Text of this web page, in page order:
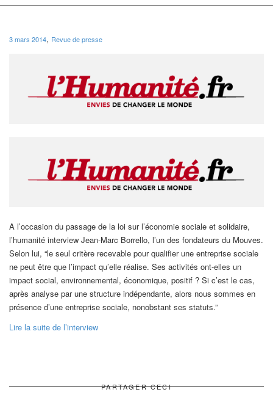
3 mars 2014, Revue de presse
A l’occasion du passage de la loi sur l’économie sociale et solidaire,
l’humanité interview Jean-Marc Borrello, l’un des fondateurs du Mouves.
Selon lui, “le seul critère recevable pour qualifier une entreprise sociale
ne peut être que l’impact qu’elle réalise. Ses activités ont-elles un
impact social, environnemental, économique, positif ? Si c’est le cas,
après analyse par une structure indépendante, alors nous sommes en
présence d’une entreprise sociale, nonobstant ses statuts.”
Lire la suite de l’interview
PARTAGER CECI